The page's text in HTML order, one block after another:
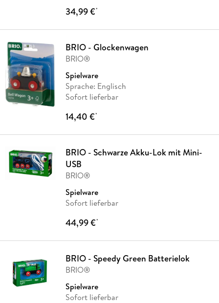
34,99 €*
BRIO - Glockenwagen
BRIO®
Spielware
Sprache: Englisch
Sofort lieferbar
14,40 €*
BRIO - Schwarze Akku-Lok mit Mini-
USB
BRIO®
Spielware
Sofort lieferbar
44,99 €*
BRIO - Speedy Green Batterielok
BRIO®
Spielware
Sofort lieferbar